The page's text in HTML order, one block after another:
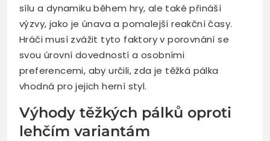
sílu a dynamiku během hry, ale také přináší
výzvy, jako je únava a pomalejší reakční časy.
Hráči musí zvážit tyto faktory v porovnání se
svou úrovní dovedností a osobními
preferencemi, aby určili, zda je těžká pálka
vhodná pro jejich herní styl.
Výhody těžkých pálků oproti
lehčím variantám